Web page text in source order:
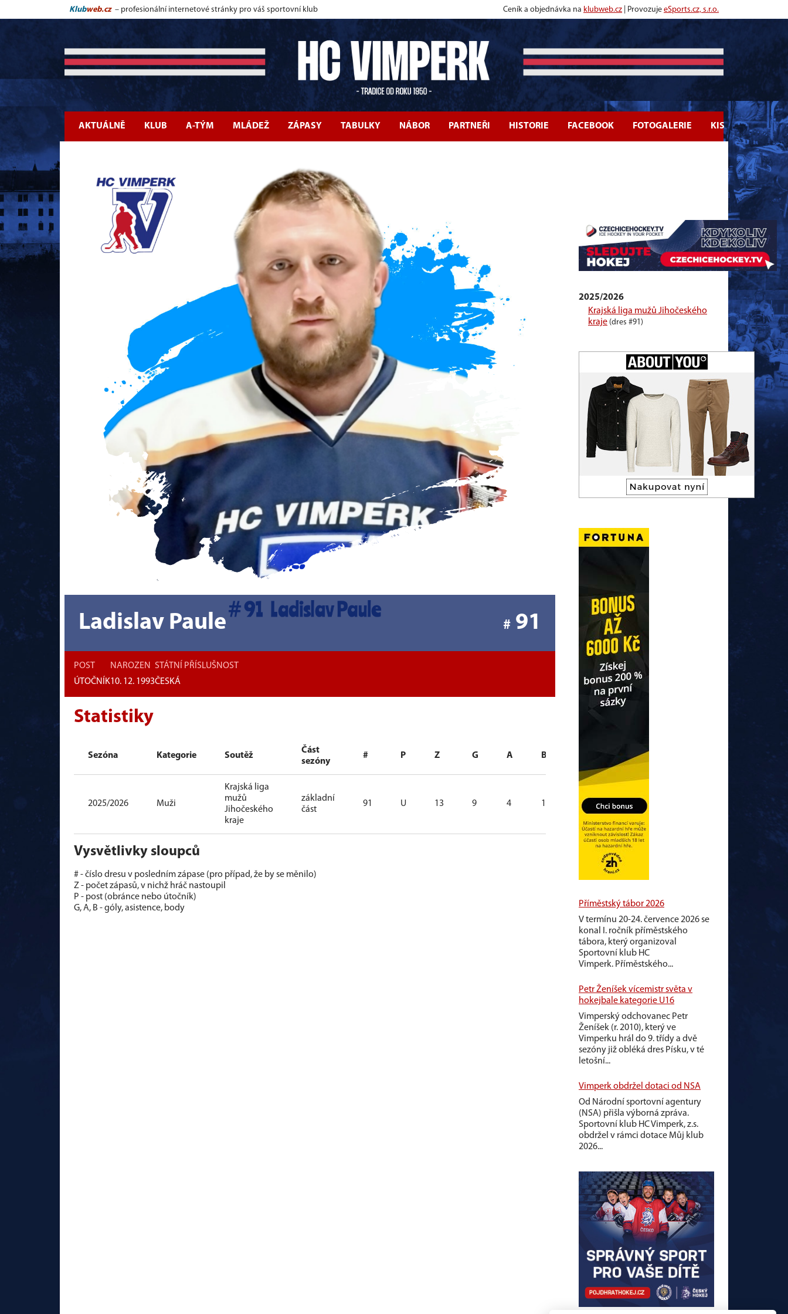
Klubweb.cz – profesionální internetové stránky pro váš sportovní klub Ceník a objednávka na klubweb.cz | Provozuje eSports.cz, s.r.o.
AKTUÁLNĚ KLUB A-TÝM MLÁDEŽ ZÁPASY TABULKY NÁBOR PARTNEŘI HISTORIE FACEBOOK FOTOGALERIE KIS
Ladislav Paule # 91
POST
ÚTOČNÍK
NAROZEN
10. 12. 1993
STÁTNÍ PŘÍSLUŠNOST
ČESKÁ
Statistiky
Sezóna Kategorie Soutěž
Část
sezóny
# P Z G A B +/-
2025/2026 Muži
Krajská liga
mužů
Jihočeského
kraje
základní
část
91 U 13 9 4 13 0 0 0
Vysvětlivky sloupců
# - číslo dresu v posledním zápase (pro případ, že by se měnilo)
Z - počet zápasů, v nichž hráč nastoupil
P - post (obránce nebo útočník)
G, A, B - góly, asistence, body
2025/2026
Krajská liga mužů Jihočeského
kraje (dres #91)
Příměstský tábor 2026
V termínu 20-24. července 2026 se
konal I. ročník příměstského
tábora, který organizoval
Sportovní klub HC
Vimperk. Příměstského...
Petr Ženíšek vícemistr světa v
hokejbale kategorie U16
Vimperský odchovanec Petr
Ženíšek (r. 2010), který ve
Vimperku hrál do 9. třídy a dvě
sezóny již obléká dres Písku, v té
letošní...
Vimperk obdržel dotaci od NSA
Od Národní sportovní agentury
(NSA) přišla výborná zpráva.
Sportovní klub HC Vimperk, z.s.
obdržel v rámci dotace Můj klub
2026...